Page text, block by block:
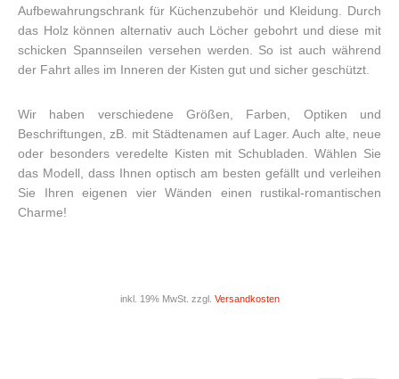
Aufbewahrungschrank für Küchenzubehör und Kleidung. Durch
das Holz können alternativ auch Löcher gebohrt und diese mit
schicken Spannseilen versehen werden. So ist auch während
der Fahrt alles im Inneren der Kisten gut und sicher geschützt.
Wir haben verschiedene Größen, Farben, Optiken und
Beschriftungen, zB. mit Städtenamen auf Lager. Auch alte, neue
oder besonders veredelte Kisten mit Schubladen. Wählen Sie
das Modell, dass Ihnen optisch am besten gefällt und verleihen
Sie Ihren eigenen vier Wänden einen rustikal-romantischen
Charme!
inkl. 19% MwSt. zzgl. Versandkosten